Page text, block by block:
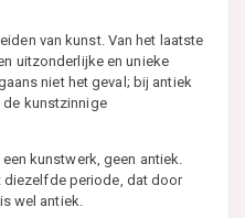
van kunst. Van het laatste
uitzonderlijke en unieke
niet het geval; bij antiek
kunstzinnige
kunstwerk, geen antiek.
diezelfde periode, dat door
wel antiek.